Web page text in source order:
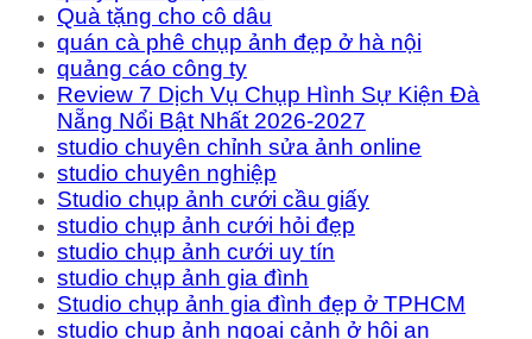
Quà tặng cho cô dâu
quán cà phê chụp ảnh đẹp ở hà nội
quảng cáo công ty
Review 7 Dịch Vụ Chụp Hình Sự Kiện Đà
Nẵng Nổi Bật Nhất 2026-2027
studio chuyên chỉnh sửa ảnh online
studio chuyên nghiệp
Studio chụp ảnh cưới cầu giấy
studio chụp ảnh cưới hỏi đẹp
studio chụp ảnh cưới uy tín
studio chụp ảnh gia đình
Studio chụp ảnh gia đình đẹp ở TPHCM
studio chụp ảnh ngoại cảnh ở hội an